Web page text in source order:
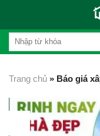
content
Trang chủ » Báo giá